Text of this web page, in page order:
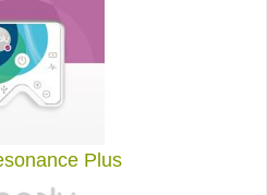
Plus